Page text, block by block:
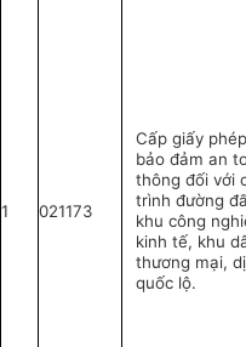
1 021173
Cấp giấy
bảo đảm an
thông đối với
trình đường
khu công
kinh tế, khu
thương mại,
quốc lộ.